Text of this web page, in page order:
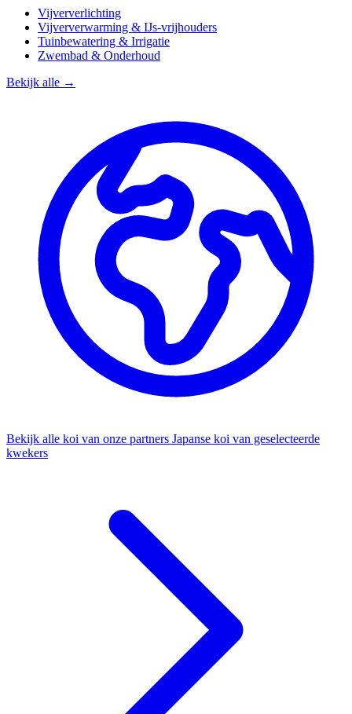
Vijververlichting
Vijververwarming & IJs-vrijhouders
Tuinbewatering & Irrigatie
Zwembad & Onderhoud
Bekijk alle →
Bekijk alle koi van onze partners Japanse koi van geselecteerde
kwekers